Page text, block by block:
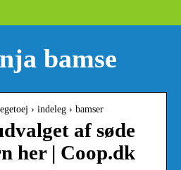
bamse
› indeleg › bamser
af søde
her | Coop.dk